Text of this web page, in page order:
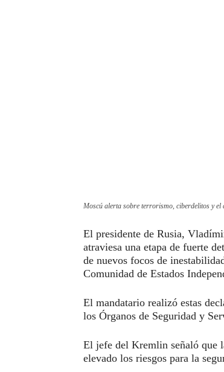
Moscú alerta sobre terrorismo, ciberdelitos y
El presidente de Rusia,
atraviesa una etapa de fuerte
de nuevos focos de
Comunidad de Estados
El mandatario realizó estas
los Órganos de Seguridad y
El jefe del Kremlin señaló que
elevado los riesgos para la